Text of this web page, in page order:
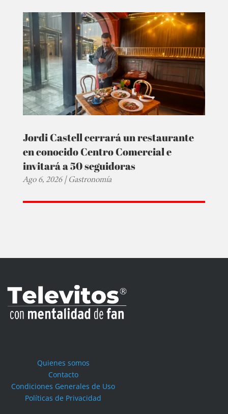
Jordi Castell cerrará un restaurante
en conocido Centro Comercial e
invitará a 50 seguidoras
Ago 6, 2026|Gastronomía
Quienes somos
Contacto
Condiciones Generales de Uso
Políticas de Privacidad